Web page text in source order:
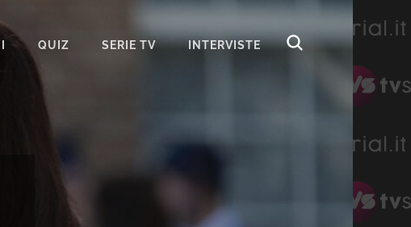
QUIZ SERIE TV INTERVISTE